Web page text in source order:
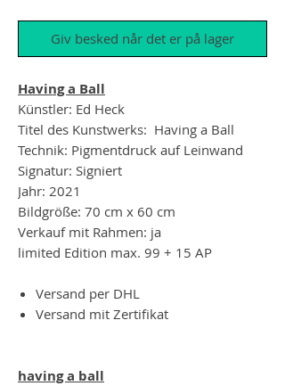
Giv besked når det er på lager
Having a Ball
Künstler: Ed Heck
Titel des Kunstwerks: Having a Ball
Technik: Pigmentdruck auf Leinwand
Signatur: Signiert
Jahr: 2021
Bildgröße: 70 cm x 60 cm
Verkauf mit Rahmen: ja
limited Edition max. 99 + 15 AP
Versand per DHL
Versand mit Zertifikat
having a ball